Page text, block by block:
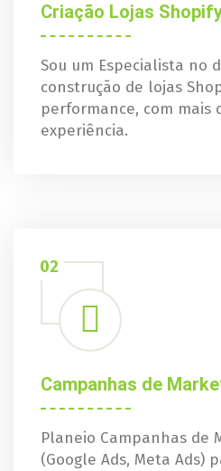
Criação Lojas
Sou um Especialista no
construção de lojas
performance, com mais
experiência.
02
Campanhas de
Planeio Campanhas de
(Google Ads, Meta Ads)